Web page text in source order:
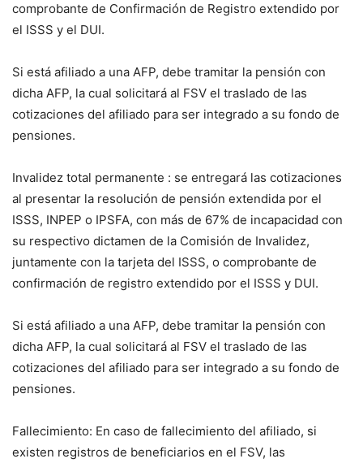
comprobante de Confirmación de Registro extendido por
el ISSS y el DUI.
Si está afiliado a una AFP, debe tramitar la pensión con
dicha AFP, la cual solicitará al FSV el traslado de las
cotizaciones del afiliado para ser integrado a su fondo de
pensiones.
Invalidez total permanente : se entregará las cotizaciones
al presentar la resolución de pensión extendida por el
ISSS, INPEP o IPSFA, con más de 67% de incapacidad con
su respectivo dictamen de la Comisión de Invalidez,
juntamente con la tarjeta del ISSS, o comprobante de
confirmación de registro extendido por el ISSS y DUI.
Si está afiliado a una AFP, debe tramitar la pensión con
dicha AFP, la cual solicitará al FSV el traslado de las
cotizaciones del afiliado para ser integrado a su fondo de
pensiones.
Fallecimiento: En caso de fallecimiento del afiliado, si
existen registros de beneficiarios en el FSV, las